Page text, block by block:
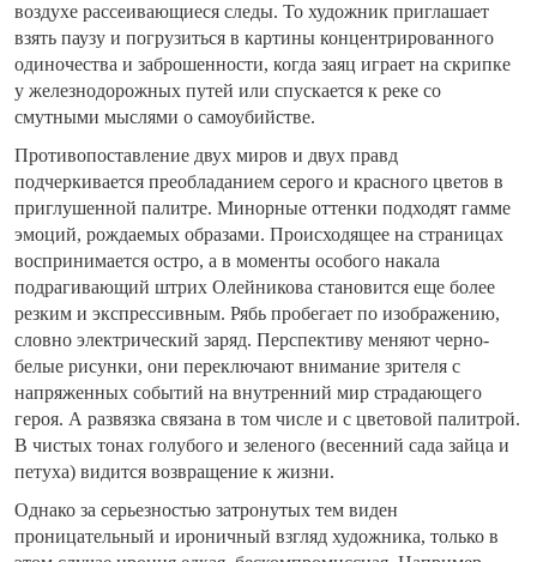
воздухе рассеивающиеся следы. То художник приглашает
взять паузу и погрузиться в картины концентрированного
одиночества и заброшенности, когда заяц играет на скрипке
у железнодорожных путей или спускается к реке со
смутными мыслями о самоубийстве.
Противопоставление двух миров и двух правд
подчеркивается преобладанием серого и красного цветов в
приглушенной палитре. Минорные оттенки подходят гамме
эмоций, рождаемых образами. Происходящее на страницах
воспринимается остро, а в моменты особого накала
подрагивающий штрих Олейникова становится еще более
резким и экспрессивным. Рябь пробегает по изображению,
словно электрический заряд. Перспективу меняют черно-
белые рисунки, они переключают внимание зрителя с
напряженных событий на внутренний мир страдающего
героя. А развязка связана в том числе и с цветовой палитрой.
В чистых тонах голубого и зеленого (весенний сада зайца и
петуха) видится возвращение к жизни.
Однако за серьезностью затронутых тем виден
проницательный и ироничный взгляд художника, только в